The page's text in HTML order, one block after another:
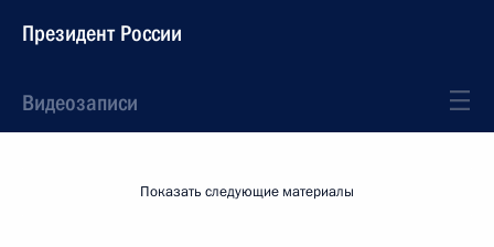
Президент России
Видеозаписи
Показать следующие материалы